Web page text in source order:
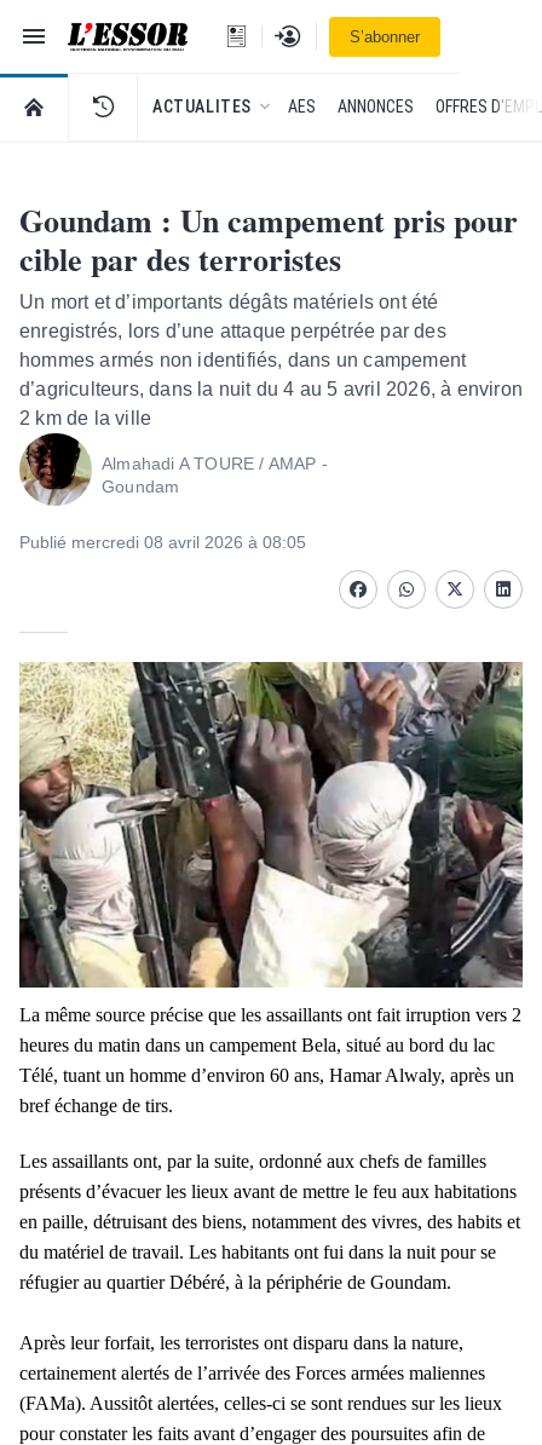
Navigation
L'Essor - retour à la une
Se connecterS’abonner
RETOUR À LA PAGE D’ACCUEIL DE L'ESSOR
ACTUALITES AES ANNONCES OFFRES
Goundam : Un campement pris pour
cible par des terroristes
Un mort et d’importants dégâts matériels ont été
enregistrés, lors d’une attaque perpétrée par des
hommes armés non identifiés, dans un campement
d’agriculteurs, dans la nuit du 4 au 5 avril 2026, à environ
2 km de la ville
Almahadi A TOURE / AMAP -
Goundam
Publié mercredi 08 avril 2026 à 08:05
FacebookwhatsappTwitter
La même source précise que les assaillants ont fait irruption vers 2
heures du matin dans un campement Bela, situé au bord du lac
Télé, tuant un homme d’environ 60 ans, Hamar Alwaly, après un
bref échange de tirs.
Les assaillants ont, par la suite, ordonné aux chefs de familles
présents d’évacuer les lieux avant de mettre le feu aux habitations
en paille, détruisant des biens, notamment des vivres, des habits et
du matériel de travail. Les habitants ont fui dans la nuit pour se
réfugier au quartier Débéré, à la périphérie de Goundam.
Après leur forfait, les terroristes ont disparu dans la nature,
certainement alertés de l’arrivée des Forces armées maliennes
(FAMa). Aussitôt alertées, celles-ci se sont rendues sur les lieux
pour constater les faits avant d’engager des poursuites afin de